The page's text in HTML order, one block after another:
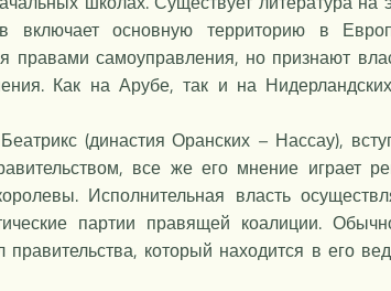
включает основную территорию в
самоуправления, но признают
Как на Арубе, так и на
(династия Оранских – Нассау),
все же его мнение играет
Исполнительная власть
партии правящей коалиции.
который находится в его